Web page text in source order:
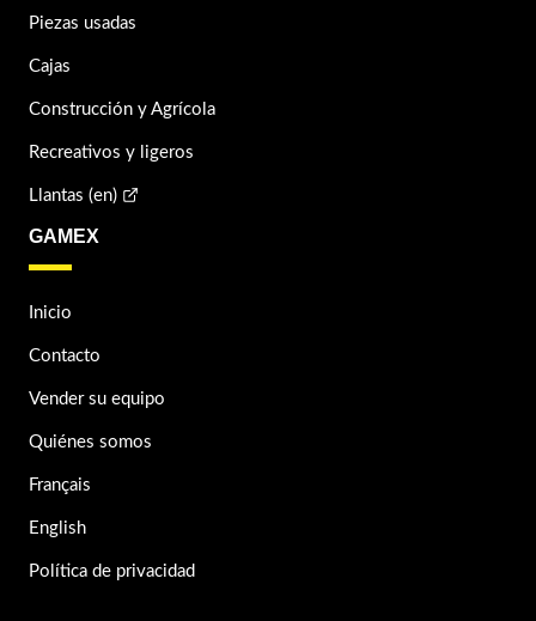
Piezas usadas
Cajas
Construcción y Agrícola
Recreativos y ligeros
Llantas (en)
GAMEX
Inicio
Contacto
Vender su equipo
Quiénes somos
Français
English
Política de privacidad